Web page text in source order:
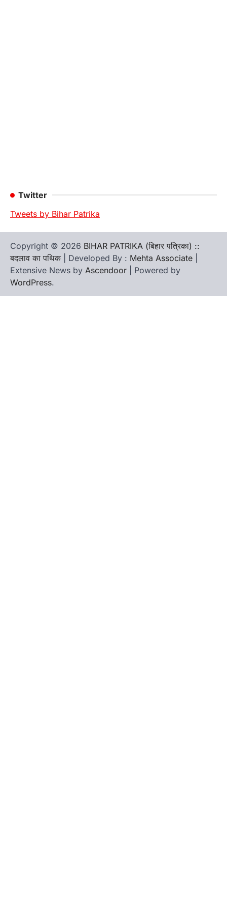
Twitter
Tweets by Bihar Patrika
Copyright © 2026 BIHAR PATRIKA (बिहार पत्रिका) ::
बदलाव का पथिक | Developed By : Mehta Associate
Extensive News by Ascendoor | Powered by
WordPress.